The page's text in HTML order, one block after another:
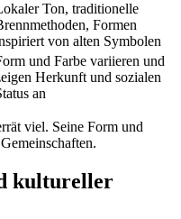
Ton, traditionelle
Formen
von alten Symbolen
und Farbe variieren und
Herkunft und sozialen
an
viel. Seine Form und
kultureller